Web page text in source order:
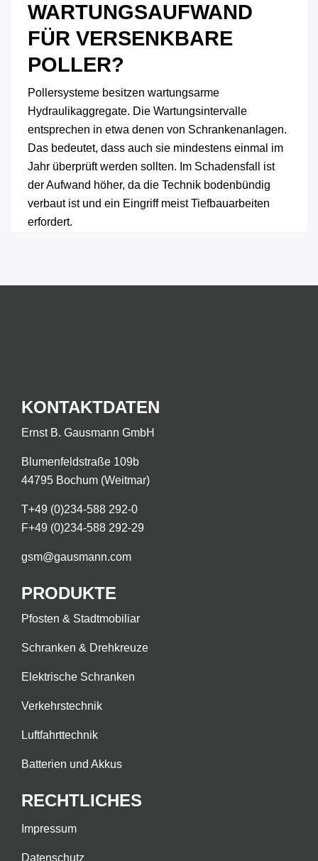
WARTUNGSAUFWAND
FÜR VERSENKBARE
POLLER?
Pollersysteme besitzen wartungsarme
Hydraulikaggregate. Die Wartungsintervalle
entsprechen in etwa denen von Schrankenanlagen.
Das bedeutet, dass auch sie mindestens einmal im
Jahr überprüft werden sollten. Im Schadensfall ist
der Aufwand höher, da die Technik bodenbündig
verbaut ist und ein Eingriff meist Tiefbauarbeiten
erfordert.
KONTAKTDATEN
Ernst B. Gausmann GmbH
Blumenfeldstraße 109b
44795 Bochum (Weitmar)
T+49 (0)234-588 292-0
F+49 (0)234-588 292-29
gsm@gausmann.com
PRODUKTE
Pfosten & Stadtmobiliar
Schranken & Drehkreuze
Elektrische Schranken
Verkehrstechnik
Luftfahrttechnik
Batterien und Akkus
RECHTLICHES
Impressum
Datenschutz